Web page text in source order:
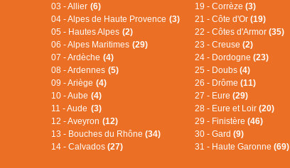
03 - Allier (6)
04 - Alpes de Haute Provence (3)
05 - Hautes Alpes (2)
06 - Alpes Maritimes (29)
07 - Ardèche (4)
08 - Ardennes (5)
09 - Ariège (4)
10 - Aube (4)
11 - Aude (3)
12 - Aveyron (12)
13 - Bouches du Rhône (34)
14 - Calvados (27)
19 - Corrèze (3)
21 - Côte d'Or (19)
22 - Côtes d'Armor (35)
23 - Creuse (2)
24 - Dordogne (23)
25 - Doubs (4)
26 - Drôme (11)
27 - Eure (29)
28 - Eure et Loir (20)
29 - Finistère (46)
30 - Gard (9)
31 - Haute Garonne (69)